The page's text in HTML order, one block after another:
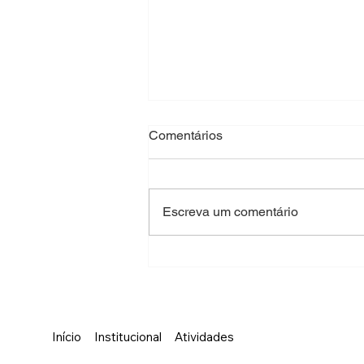
Partida do Coração
Comentários
Escreva um comentário
Início Institucional Atividades